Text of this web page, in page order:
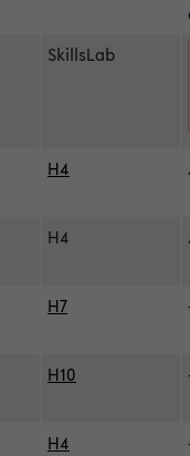
SkillsLab
H4
H4
H7
H10
H4